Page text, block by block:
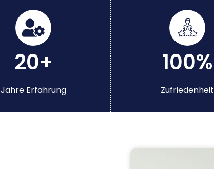
20+
Jahre Erfahrung
100%
Zufriedenheit